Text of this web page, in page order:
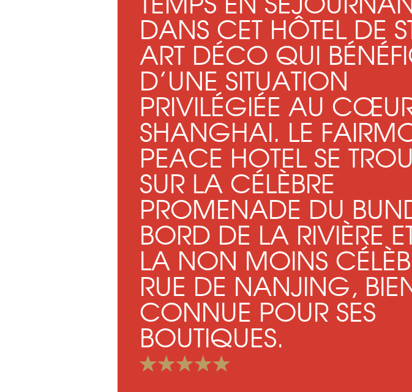
DANS CET HÔTEL DE
ART DÉCO QUI
D’UNE SITUATION
PRIVILÉGIÉE AU
SHANGHAI. LE
PEACE HOTEL SE
SUR LA CÉLÈBRE
PROMENADE DU
BORD DE LA RIVIÈRE
LA NON MOINS
RUE DE NANJING,
CONNUE POUR SES
BOUTIQUES.